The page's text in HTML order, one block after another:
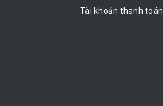
Tài khoản thanh toán